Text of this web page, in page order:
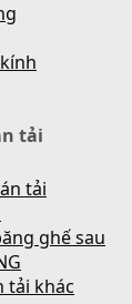
tải
tải
ghế sau
tải khác